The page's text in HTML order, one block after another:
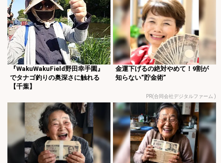
『WakuWakuField野田幸手園』
でタナゴ釣りの奥深さに触れる
【千葉】
金運下げるの絶対やめて！9割が
知らない“貯金術”
PR(合同会社デジタルファーム )